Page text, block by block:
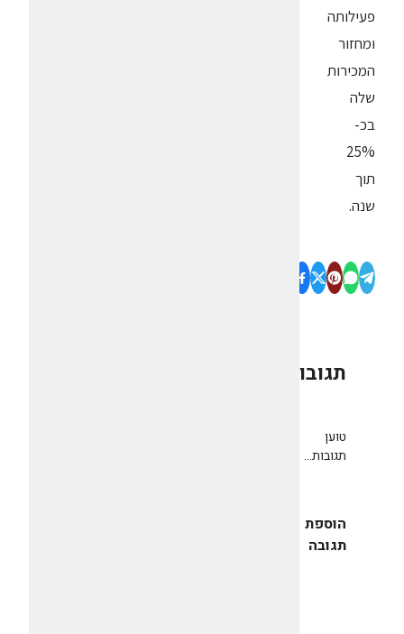
פעילותה
ומחזור
המכירות
שלה
בכ-
25%
תוך
שנה.
תגובות
טוען
תגובות...
הוספת
תגובה